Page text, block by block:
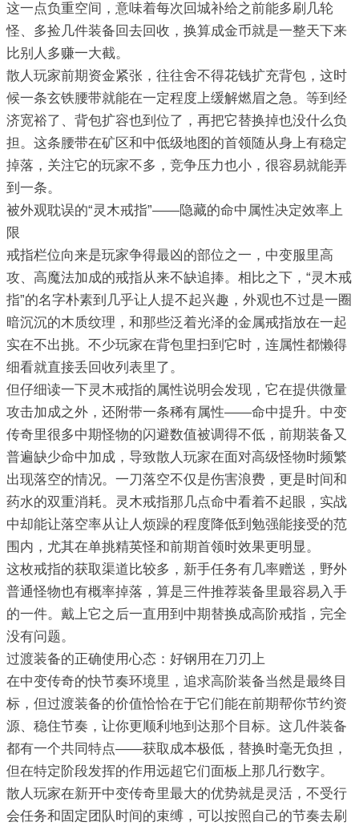
这一点负重空间，意味着每次回城补给之前能多刷几轮
怪、多捡几件装备回去回收，换算成金币就是一整天下来
比别人多赚一大截。
散人玩家前期资金紧张，往往舍不得花钱扩充背包，这时
候一条玄铁腰带就能在一定程度上缓解燃眉之急。等到经
济宽裕了、背包扩容也到位了，再把它替换掉也没什么负
担。这条腰带在矿区和中低级地图的首领随从身上有稳定
掉落，关注它的玩家不多，竞争压力也小，很容易就能弄
到一条。
被外观耽误的“灵木戒指”——隐藏的命中属性决定效率上
限
戒指栏位向来是玩家争得最凶的部位之一，中变服里高
攻、高魔法加成的戒指从来不缺追捧。相比之下，“灵木戒
指”的名字朴素到几乎让人提不起兴趣，外观也不过是一圈
暗沉沉的木质纹理，和那些泛着光泽的金属戒指放在一起
实在不出挑。不少玩家在背包里扫到它时，连属性都懒得
细看就直接丢回收列表里了。
但仔细读一下灵木戒指的属性说明会发现，它在提供微量
攻击加成之外，还附带一条稀有属性——命中提升。中变
传奇里很多中期怪物的闪避数值被调得不低，前期装备又
普遍缺少命中加成，导致散人玩家在面对高级怪物时频繁
出现落空的情况。一刀落空不仅是伤害浪费，更是时间和
药水的双重消耗。灵木戒指那几点命中看着不起眼，实战
中却能让落空率从让人烦躁的程度降低到勉强能接受的范
围内，尤其在单挑精英怪和前期首领时效果更明显。
这枚戒指的获取渠道比较多，新手任务有几率赠送，野外
普通怪物也有概率掉落，算是三件推荐装备里最容易入手
的一件。戴上它之后一直用到中期替换成高阶戒指，完全
没有问题。
过渡装备的正确使用心态：好钢用在刀刃上
在中变传奇的快节奏环境里，追求高阶装备当然是最终目
标，但过渡装备的价值恰恰在于它们能在前期帮你节约资
源、稳住节奏，让你更顺利地到达那个目标。这几件装备
都有一个共同特点——获取成本极低，替换时毫无负担，
但在特定阶段发挥的作用远超它们面板上那几行数字。
散人玩家在新开中变传奇里最大的优势就是灵活，不受行
会任务和固定团队时间的束缚，可以按照自己的节奏去刷